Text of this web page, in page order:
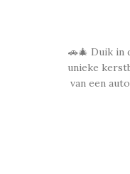
🚗🎄 Duik in
unieke
van een